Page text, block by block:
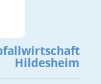
Hildesheim